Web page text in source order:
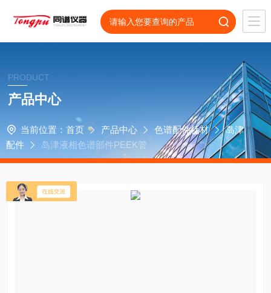
PRODUCT
产品中心
当前位置： 首页 产品中心 色谱配件耗材
岛津
配件
岛津液相色谱部件PEEK管